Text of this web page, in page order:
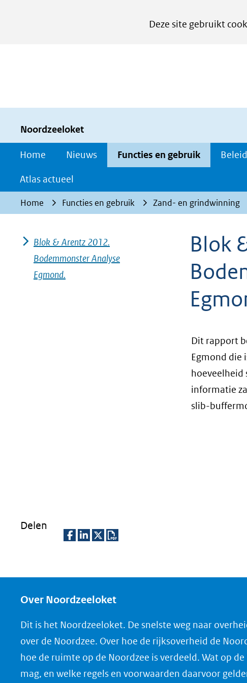
Deze site gebruikt
van
cookies
op
deze
website
worden
toegestaan
geweigerd.
Noordzeeloket
Home Nieuws Functies en gebruik Beleid
Atlas actueel
Home Functies en gebruik Zand- en grindwinning
Blok
Dit rapport
Egmond die
hoeveelheid
informatie
slib-
Blok & Arentz 2012.
Bodemmonster Analyse
Egmond.
Delen
e
o
p
F
a
e
o
p
L
i
e
o
p
X
(opent
n
o
a
d
P
Over Noordzeeloket
Dit is het Noordzeeloket. De snelste weg naar
over de Noordzee. Over hoe de rijksoverheid de
hoe de ruimte op de Noordzee is verdeeld. Wat op
mag, en welke regels en voorwaarden daarvoor